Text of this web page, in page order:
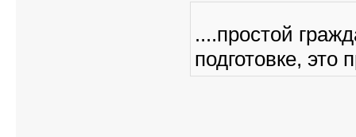
....простой
подготовке, это